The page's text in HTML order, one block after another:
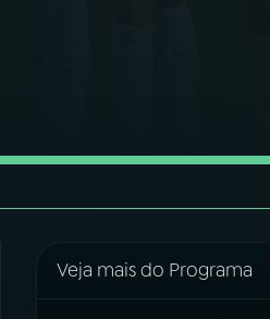
Veja mais do Programa